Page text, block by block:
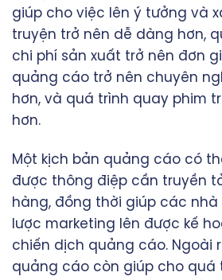
giúp cho việc lên ý tưởng và
truyện trở nên dễ dàng hơn,
chi phí sản xuất trở nên đơn
quảng cáo trở nên chuyên
hơn, và quá trình quay phim
hơn.
Một kịch bản quảng cáo có
được thông điệp cần truyền
hàng, đồng thời giúp các nhà
lược marketing lên được kế
chiến dịch quảng cáo. Ngoài
quảng cáo còn giúp cho quá